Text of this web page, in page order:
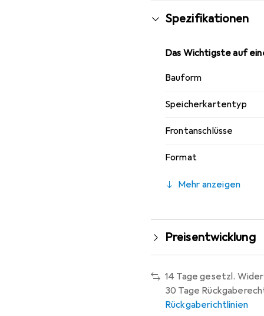
Spezifikationen
Das Wichtigste auf
Bauform
Speicherkartentyp
Frontanschlüsse
Format
Mehr anzeigen
Preisentwicklung
14 Tage gesetzl.
30 Tage
Rückgaberichtlinien